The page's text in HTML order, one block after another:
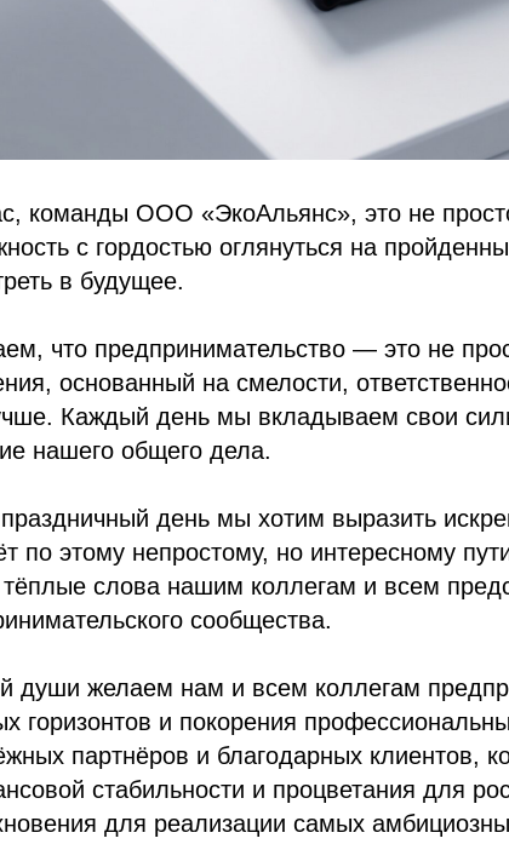
команды ООО «ЭкоАльянс», это не
с гордостью оглянуться на
в будущее.
что предпринимательство — это не
основанный на смелости,
Каждый день мы вкладываем свои
нашего общего дела.
день мы хотим выразить
по этому непростому, но интересному
слова нашим коллегам и всем
сообщества.
души желаем нам и всем коллегам
горизонтов и покорения
партнёров и благодарных клиентов,
стабильности и процветания для
для реализации самых